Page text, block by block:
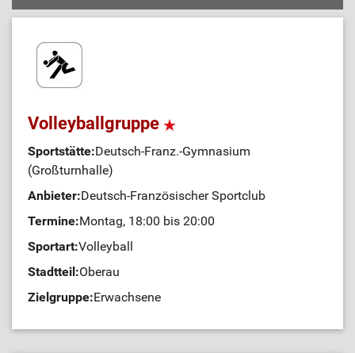
Volleyballgruppe
Sportstätte:Deutsch-Franz.-Gymnasium
(Großturnhalle)
Anbieter:Deutsch-Französischer Sportclub
Termine:Montag, 18:00 bis 20:00
Sportart:Volleyball
Stadtteil:Oberau
Zielgruppe:Erwachsene